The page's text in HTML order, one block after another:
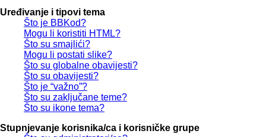
Uređivanje i tipovi tema
Što je BBKod?
Mogu li koristiti HTML?
Što su smajlići?
Mogu li postati slike?
Što su globalne obavijesti?
Što su obavijesti?
Što je “važno”?
Što su zaključane teme?
Što su ikone tema?
Stupnjevanje korisnika/ca i korisničke grupe